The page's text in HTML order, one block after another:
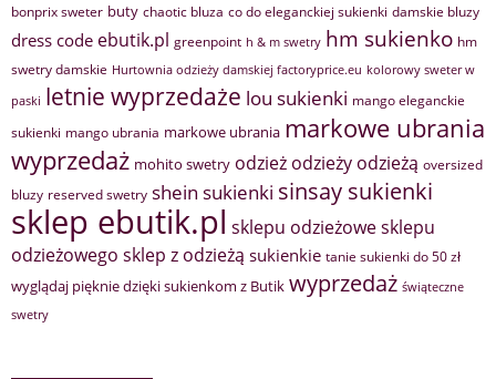
bonprix sweter buty chaotic bluza co do eleganckiej sukienki damskie bluzy
dress code ebutik.pl greenpoint h & m swetry hm sukienko hm
swetry damskie Hurtownia odzieży damskiej factoryprice.eu kolorowy sweter w
paski letnie wyprzedaże lou sukienki mango eleganckie
sukienki mango ubrania markowe ubrania markowe ubrania
wyprzedaż mohito swetry odzież odzieży odzieżą oversized
bluzy reserved swetry shein sukienki sinsay sukienki
sklep ebutik.pl sklepu odzieżowesklepu
odzieżowego sklep z odzieżą sukienkie tanie sukienki do 50 zł
wyglądaj pięknie dzięki sukienkom z Butik wyprzedaż świąteczne
swetry